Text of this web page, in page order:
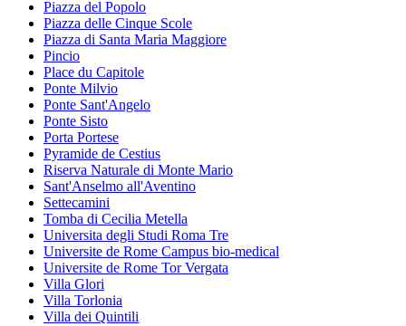
Piazza del Popolo
Piazza delle Cinque Scole
Piazza di Santa Maria Maggiore
Pincio
Place du Capitole
Ponte Milvio
Ponte Sant'Angelo
Ponte Sisto
Porta Portese
Pyramide de Cestius
Riserva Naturale di Monte Mario
Sant'Anselmo all'Aventino
Settecamini
Tomba di Cecilia Metella
Universita degli Studi Roma Tre
Universite de Rome Campus bio-medical
Universite de Rome Tor Vergata
Villa Glori
Villa Torlonia
Villa dei Quintili